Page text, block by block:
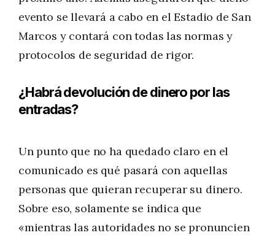
evento se llevará a cabo en el Estadio de San
Marcos y contará con todas las normas y
protocolos de seguridad de rigor.
¿Habrá devolución de dinero por las
entradas?
Un punto que no ha quedado claro en el
comunicado es qué pasará con aquellas
personas que quieran recuperar su dinero.
Sobre eso, solamente se indica que
«mientras las autoridades no se pronuncien